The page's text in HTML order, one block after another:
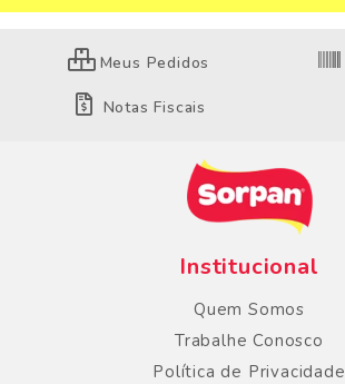
Meus Pedidos
Notas Fiscais
Institucional
Quem Somos
Trabalhe Conosco
Política de Privacidade